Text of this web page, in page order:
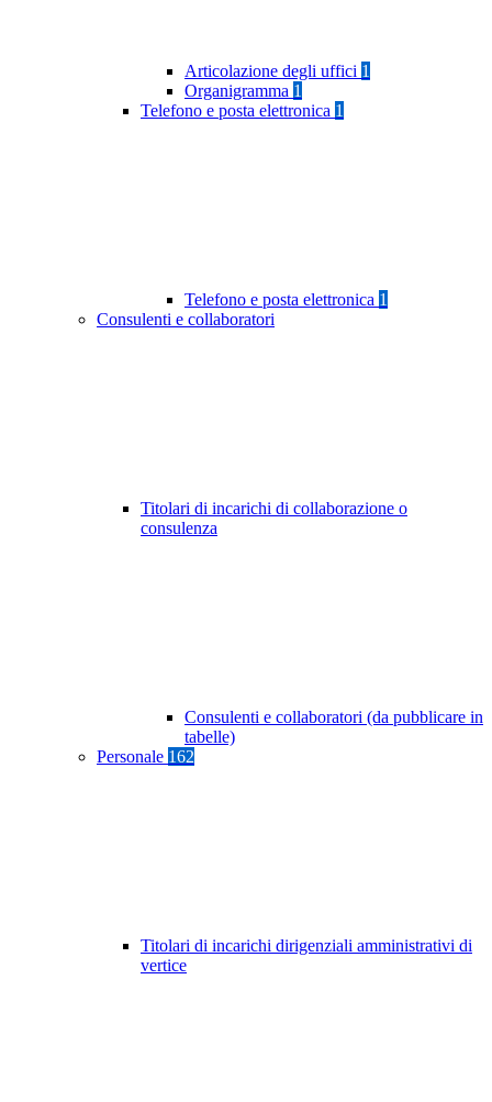
Articolazione degli uffici 1
Organigramma 1
Telefono e posta elettronica 1
Telefono e posta elettronica 1
Consulenti e collaboratori
Titolari di incarichi di collaborazione o
consulenza
Consulenti e collaboratori (da pubblicare in
tabelle)
Personale 162
Titolari di incarichi dirigenziali amministrativi di
vertice